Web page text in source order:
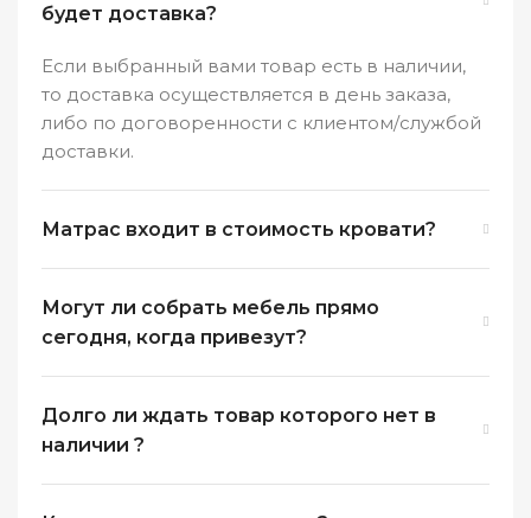
будет доставка?
Если выбранный вами товар есть в наличии,
то доставка осуществляется в день заказа,
либо по договоренности с клиентом/службой
доставки.
Матрас входит в стоимость кровати?
Могут ли собрать мебель прямо
сегодня, когда привезут?
Долго ли ждать товар которого нет в
наличии ?